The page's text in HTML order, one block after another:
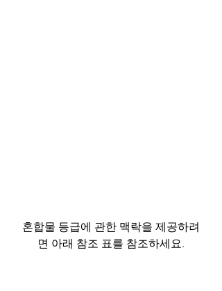
혼합물 등급에 관한 맥락을 제공하려
면 아래 참조 표를 참조하세요.